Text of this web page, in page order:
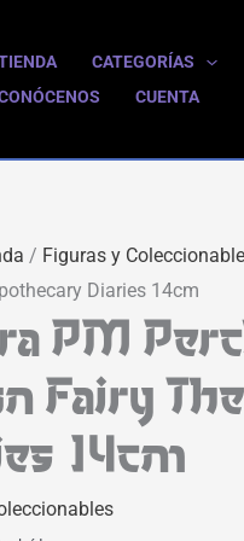
CATEGORÍAS
CUENTA
/ Figuras y
Diaries 14cm
PM
Fairy
14cm